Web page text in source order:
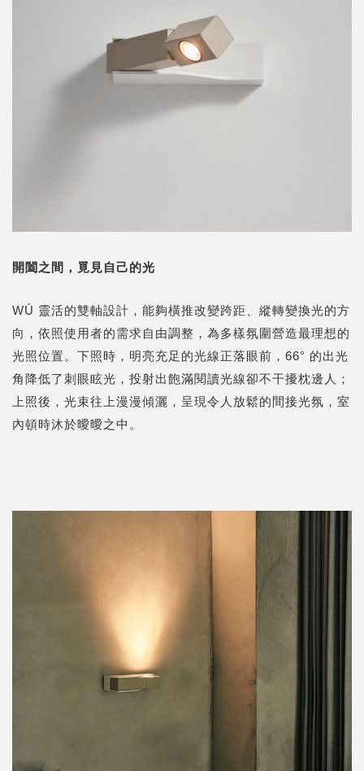
開闔 之間，覓見自己的光
WÚ 靈活的雙軸設計，能夠橫推改變跨距、縱轉變換光的方
向，依照使用者的需求自由調整，為多樣氛圍營造最理想的
光照位置。下照時，明亮充足的光線正落眼前，66° 的出光
角降低了刺眼眩光，投射出飽滿閱讀光線卻不干擾枕邊人；
上照後，光束往上漫漫傾灑，呈現令人放鬆的間接光氛，室
內頓時沐於曖曖之中。